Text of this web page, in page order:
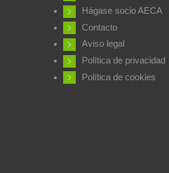
Hágase socio AECA
Contacto
Aviso legal
Política de privacidad
Política de cookies